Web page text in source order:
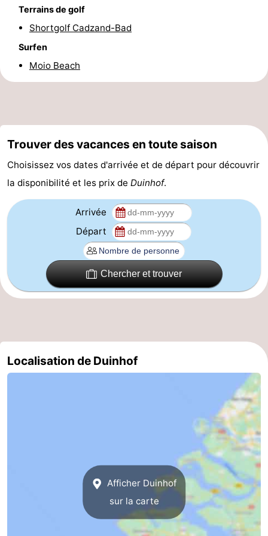
Piscines
Équitation
de
golf
Surfen
-
Peche
Sportive
Equitation
Observation
des
Glossopètre
manger
Événements
Pratiques
Route
-
Terrains de golf
Shortgolf Cadzand-Bad
Surfen
Moio Beach
Trouver des vacances en toute saison
Choisissez vos dates d'arrivée et de départ pour découvrir
la disponibilité et les prix de Duinhof.
Arrivée
Départ
Chercher et trouver
Localisation de Duinhof
Afficher Duinhof
sur la carte